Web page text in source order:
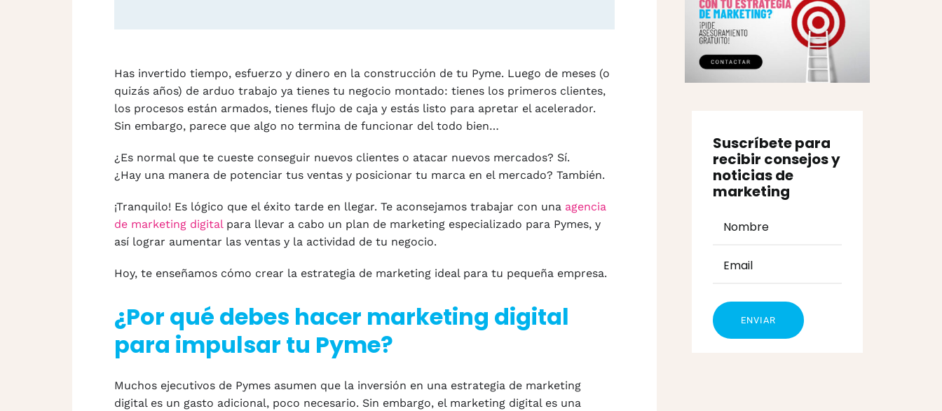
Has invertido tiempo, esfuerzo y dinero en la construcción de tu Pyme. Luego de meses (o
quizás años) de arduo trabajo ya tienes tu negocio montado: tienes los primeros clientes,
los procesos están armados, tienes flujo de caja y estás listo para apretar el acelerador.
Sin embargo, parece que algo no termina de funcionar del todo bien…
¿Es normal que te cueste conseguir nuevos clientes o atacar nuevos mercados? Sí.
¿Hay una manera de potenciar tus ventas y posicionar tu marca en el mercado? También.
¡Tranquilo! Es lógico que el éxito tarde en llegar. Te aconsejamos trabajar con una agencia
de marketing digitalpara llevar a cabo un plan de marketing especializado para Pymes, y
así lograr aumentar las ventas y la actividad de tu negocio.
Hoy, te enseñamos cómo crear la estrategia de marketing ideal para tu pequeña empresa.
¿Por qué debes hacer marketing digital
para impulsar tu Pyme?
Muchos ejecutivos de Pymes asumen que la inversión en una estrategia de marketing
digital es un gasto adicional, poco necesario. Sin embargo, el marketing digital es una
Suscríbete para
recibir consejos y
noticias de
marketing